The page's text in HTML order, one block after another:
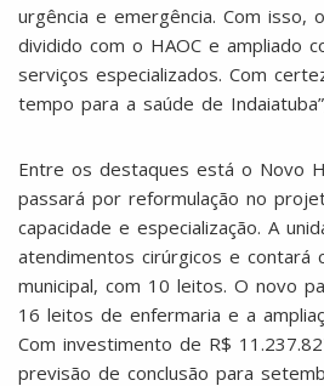
urgência e emergência. Com isso,
dividido com o HAOC e ampliado
serviços especializados. Com
tempo para a saúde de
Entre os destaques está o Novo
passará por reformulação no
capacidade e especialização. A
atendimentos cirúrgicos e contará
municipal, com 10 leitos. O novo
16 leitos de enfermaria e a
Com investimento de R$
previsão de conclusão para